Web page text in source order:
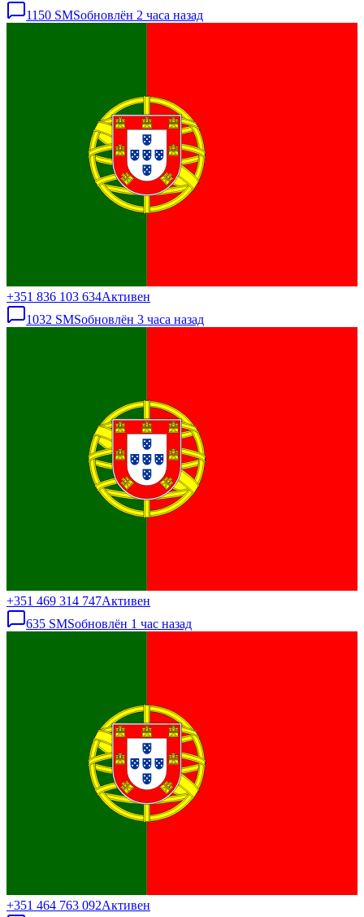
1150 SMSобновлён 2 часа назад
+351 836 103 634Активен
1032 SMSобновлён 3 часа назад
+351 469 314 747Активен
635 SMSобновлён 1 час назад
+351 464 763 092Активен